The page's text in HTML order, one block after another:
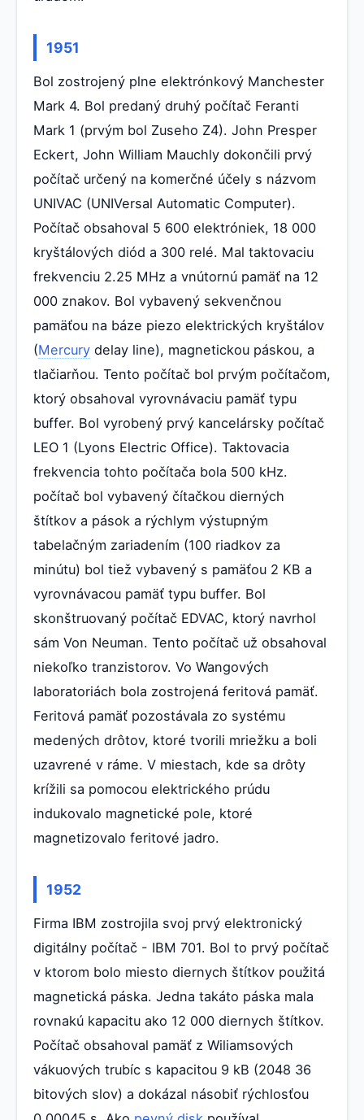
1951
Bol zostrojený plne elektrónkový Manchester
Mark 4. Bol predaný druhý počítač Feranti
Mark 1 (prvým bol Zuseho Z4). John Presper
Eckert, John William Mauchly dokončili prvý
počítač určený na komerčné účely s názvom
UNIVAC (UNIVersal Automatic Computer).
Počítač obsahoval 5 600 elektróniek, 18 000
kryštálových diód a 300 relé. Mal taktovaciu
frekvenciu 2.25 MHz a vnútornú pamäť na 12
000 znakov. Bol vybavený sekvenčnou
pamäťou na báze piezo elektrických kryštálov
(Mercury delay line), magnetickou páskou, a
tlačiarňou. Tento počítač bol prvým počítačom,
ktorý obsahoval vyrovnávaciu pamäť typu
buffer. Bol vyrobený prvý kancelársky počítač
LEO 1 (Lyons Electric Office). Taktovacia
frekvencia tohto počítača bola 500 kHz.
počítač bol vybavený čítačkou dierných
štítkov a pások a rýchlym výstupným
tabelačným zariadením (100 riadkov za
minútu) bol tiež vybavený s pamäťou 2 KB a
vyrovnávacou pamäť typu buffer. Bol
skonštruovaný počítač EDVAC, ktorý navrhol
sám Von Neuman. Tento počítač už obsahoval
niekoľko tranzistorov. Vo Wangových
laboratoriách bola zostrojená feritová pamäť.
Feritová pamäť pozostávala zo systému
medených drôtov, ktoré tvorili mriežku a boli
uzavrené v ráme. V miestach, kde sa drôty
krížili sa pomocou elektrického prúdu
indukovalo magnetické pole, ktoré
magnetizovalo feritové jadro.
1952
Firma IBM zostrojila svoj prvý elektronický
digitálny počítač - IBM 701. Bol to prvý počítač
v ktorom bolo miesto diernych štítkov použitá
magnetická páska. Jedna takáto páska mala
rovnakú kapacitu ako 12 000 diernych štítkov.
Počítač obsahoval pamäť z Wiliamsových
vákuových trubíc s kapacitou 9 kB (2048 36
bitových slov) a dokázal násobiť rýchlosťou